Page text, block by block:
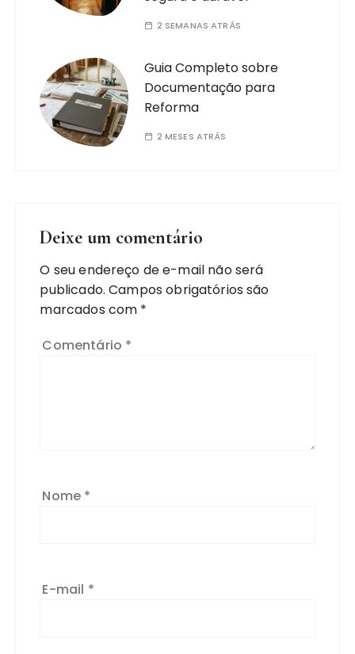
2 SEMANAS ATRÁS
Guia Completo sobre
Documentação para
Reforma
2 MESES ATRÁS
Deixe um comentário
O seu endereço de e-mail não será
publicado. Campos obrigatórios são
marcados com *
Comentário *
Nome *
E-mail *